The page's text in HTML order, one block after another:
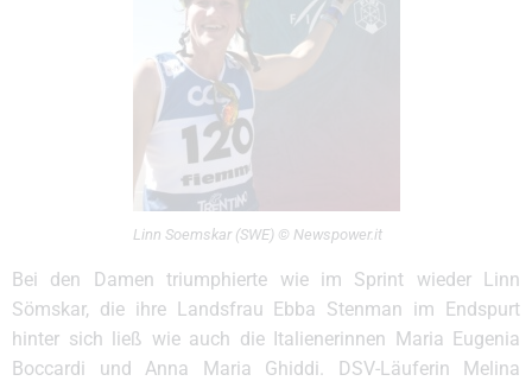
Linn Soemskar (SWE) © Newspower.it
Bei den Damen triumphierte wie im Sprint wieder Linn
Sömskar, die ihre Landsfrau Ebba Stenman im Endspurt
hinter sich ließ wie auch die Italienerinnen Maria Eugenia
Boccardi und Anna Maria Ghiddi. DSV-Läuferin Melina